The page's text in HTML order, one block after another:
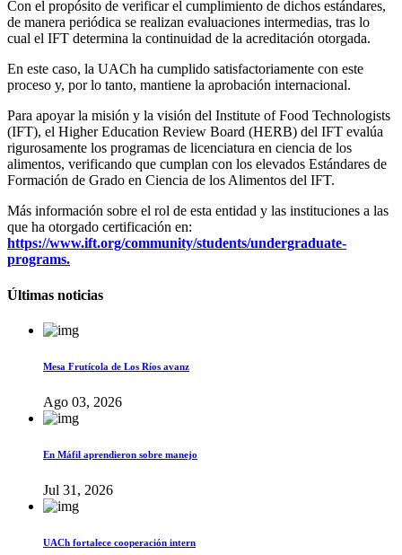
Con el propósito de verificar el cumplimiento de dichos estándares,
de manera periódica se realizan evaluaciones intermedias, tras lo
cual el IFT determina la continuidad de la acreditación otorgada.
En este caso, la UACh ha cumplido satisfactoriamente con este
proceso y, por lo tanto, mantiene la aprobación internacional.
Para apoyar la misión y la visión del Institute of Food Technologists
(IFT), el Higher Education Review Board (HERB) del IFT evalúa
rigurosamente los programas de licenciatura en ciencia de los
alimentos, verificando que cumplan con los elevados Estándares de
Formación de Grado en Ciencia de los Alimentos del IFT.
Más información sobre el rol de esta entidad y las instituciones a las
que ha otorgado certificación en:
https://www.ift.org/community/students/undergraduate-
programs.
Últimas noticias
Mesa Frutícola de Los Ríos avanz
Ago 03, 2026
En Máfil aprendieron sobre manejo
Jul 31, 2026
UACh fortalece cooperación intern